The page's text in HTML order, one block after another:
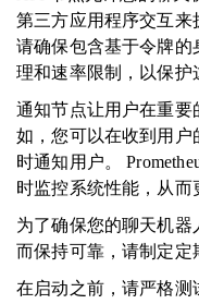
第三方应用程序交互来
请确保包含基于令牌的
理和速率限制，以保护
通知节点让用户在重要
如，您可以在收到用
时通知用户。
时监控系统性能，从而
为了确保您的聊天机
而保持可靠，请制定定
在启动之前，请严格